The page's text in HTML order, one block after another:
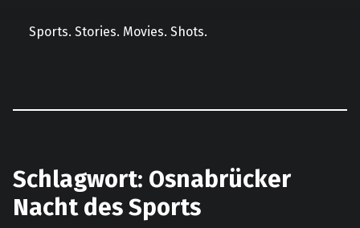
Sports. Stories. Movies. Shots.
Schlagwort: Osnabrücker
Nacht des Sports